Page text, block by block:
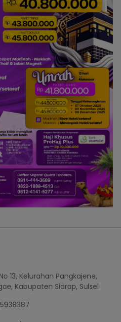
13, Kelurahan Pangkajene,
Kabupaten Sidrap, Sulsel